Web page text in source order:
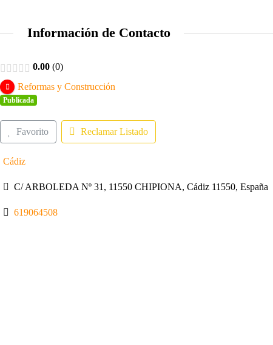
Información de Contacto
0.00 0
Reformas y Construcción
Publicada
Favorito Reclamar Listado
Cádiz
C/ ARBOLEDA Nº 31, 11550 CHIPIONA, Cádiz 11550, España
619064508